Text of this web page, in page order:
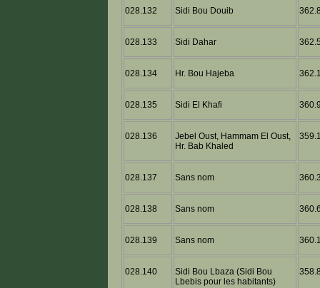
028.132 Sidi Bou Douib
028.133 Sidi Dahar
028.134 Hr. Bou Hajeba
028.135 Sidi El Khafi
028.136
Jebel Oust, Hammam El Oust,
Hr. Bab Khaled
028.137 Sans nom
028.138 Sans nom
028.139 Sans nom
028.140
Sidi Bou Lbaza (Sidi Bou
Lbebis pour les habitants)